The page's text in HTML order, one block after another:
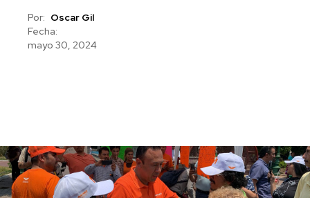
Por: Oscar Gil
Fecha:
mayo 30, 2024